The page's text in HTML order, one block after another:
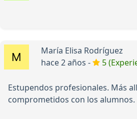
María Elisa Rodríguez
hace 2 años -
5
Estupendos profesionales. Más
comprometidos con los alumnos.